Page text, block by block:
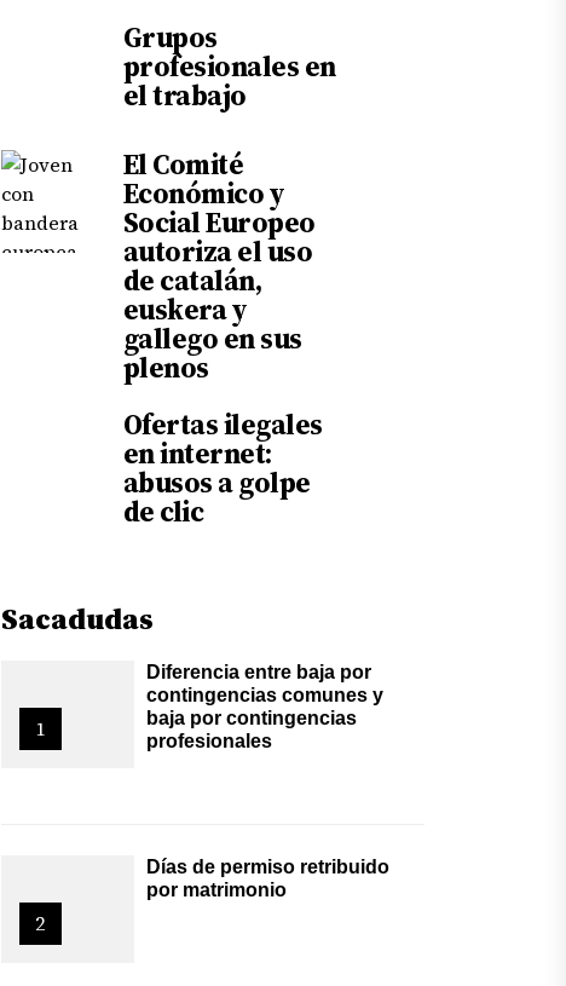
Grupos
profesionales en
el trabajo
El Comité
Económico y
Social Europeo
autoriza el uso
de catalán,
euskera y
gallego en sus
plenos
Ofertas ilegales
en internet:
abusos a golpe
de clic
Sacadudas
1
Diferencia entre baja por
contingencias comunes y
baja por contingencias
profesionales
2
Días de permiso retribuido
por matrimonio